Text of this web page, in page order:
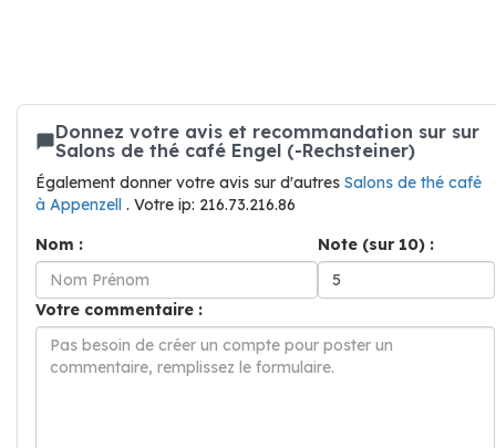
Donnez votre avis et recommandation sur sur
Salons de thé café Engel (-Rechsteiner)
Également donner votre avis sur d'autres Salons de thé café
à Appenzell . Votre ip: 216.73.216.86
Nom :
Note (sur 10) :
Votre commentaire :